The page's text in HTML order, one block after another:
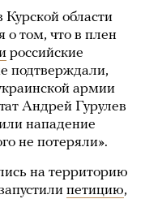
области
о том, что в плен
российские
подтверждали,
армии
Андрей Гурулев
нападение
не потеряли».
на территорию
петицию,